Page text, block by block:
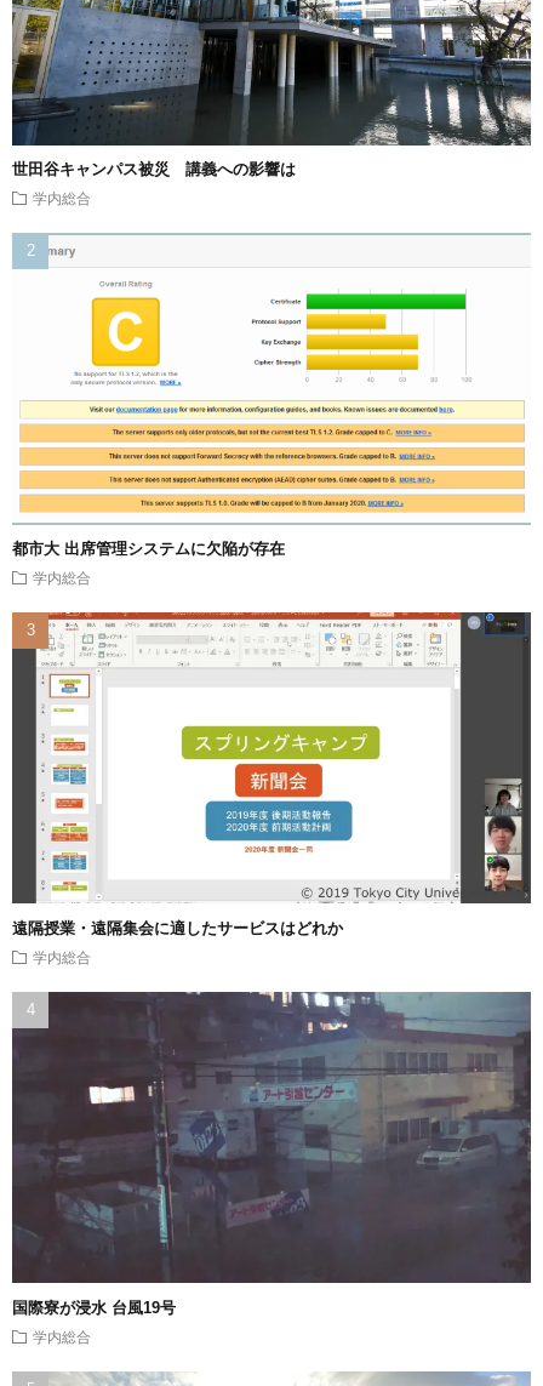
世田谷キャンパス被災 講義への影響は
学内総合
都市大 出席管理システムに欠陥が存在
学内総合
遠隔授業・遠隔集会に適したサービスはどれか
学内総合
国際寮が浸水 台風19号
学内総合